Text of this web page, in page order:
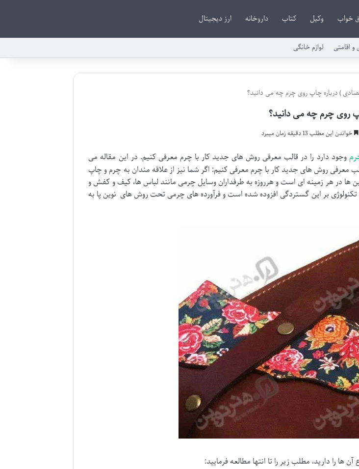
خواب وکیل کتاب داروخانه ارز دیجیتال
اقامتی لوازم خانگی
)درباره چاپ روی چرم چه می دانید؟
روی چرم چه می دانید؟
خواندن این مطلب 13 دقیقه زمان میبرد
وجود دارد را در قالب معرفی روش های جدید کار با چرم معرفی کنیم. در این مقاله می
معرفی روش های جدید کار با چرم معرفی کنیم: اگر شما نیز از علاقه مندان به چرم و چاپ
ها در هر زمینه ای است و هرروزه به طرفداران وسایل چرمی مانند لباس ها، کیف و کفش و
بر این گستردگی افزوده شده است و فرآورده های چرمی تحت روش های نوین پا به
ها را دارید، مطلب زیر را تا انتها مطالعه فرمایید: